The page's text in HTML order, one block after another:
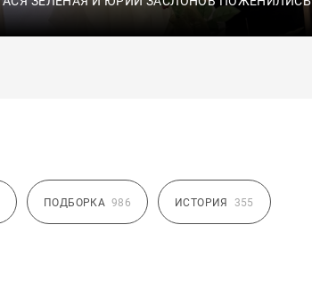
ПОДБОРКА 986 ИСТОРИЯ 355